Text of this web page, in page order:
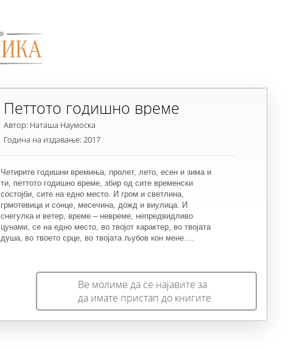
Петтото годишно време
Автор: Наташа Наумоска
Година на издавање: 2017
Четирите годишни времиња, пролет, лето, есен и зима и
ти, петтото годишно време, збир од сите временски
состојби, сите на едно место. И гром и светлина,
грмотевица и сонце, месечина, дожд и виулица. И
снегулка и ветер, време – невреме, непредвидливо
цунами, се на едно место, во твојот карактер, во твојата
душа, во твоето срце, во твојата љубов кон мене….
Ве молиме да се најавите за
да имате пристап до книгите